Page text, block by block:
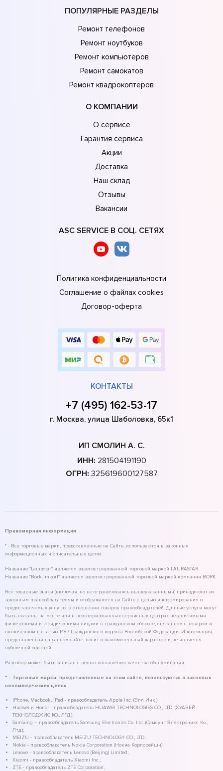
ПОПУЛЯРНЫЕ РАЗДЕЛЫ
Ремонт телефонов
Ремонт ноутбуков
Ремонт компьютеров
Ремонт самокатов
Ремонт квадрокоптеров
О КОМПАНИИ
О сервисе
Гарантия сервиса
Акции
Доставка
Наш склад
Отзывы
Вакансии
ASC SERVICE В СОЦ. СЕТЯХ
Политика конфиденциальности
Соглашение о файлах cookies
Договор-оферта
КОНТАКТЫ
+7 (495) 162-53-17
г. Москва, улица Шаболовка, 65к1
ИП СМОЛИН А. С.
ИНН: 281504191190
ОГРН: 325619600127587
Правомерная информация
* - Все торговые марки, представленные на Сайте, используются в законных
информационных и описательных целях.
Название "Laurastar" является зарегистрированной торговой маркой LAURASTAR.
Название "Bork-Import" является зарегистрированной торговой маркой компании BORK.
Все товарные знаки (включая, но не ограничиваясь вышеуказанными) принадлежат их
законным правообладателям и отображаются на Сайте с целью информирования о
предоставляемых услугах в отношении товаров правообладателей. Данные услуги могут
быть оказаны на месте или в неавторизованных сервисных центрах независимыми
физическими и юридическими лицами в гражданском обороте, связанном с товаром и
включенном в статью 1487 Гражданского кодекса Российской Федерации. Информация,
представленная на данном сайте, носит ознакомительный характер и не является
публичной офертой.
Разговор может быть записан с целью повышения качества обслуживания.
* - Торговые марки, представленные на этом сайте, используются в законных
некоммерческих целях.
iPhone, Macbook, iPad - правообладатель Apple Inc. (Эпл Инк.);
Huawei и Honor - правообладатель HUAWEI TECHNOLOGIES CO., LTD. (ХУАВЕЙ
ТЕКНОЛОДЖИС КО., ЛТД.);
Samsung – правообладатель Samsung Electronics Co. Ltd. (Самсунг Электроникс Ко.,
Лтд.);
MEIZU - правообладатель MEIZU TECHNOLOGY CO., LTD.;
Nokia - правообладатель Nokia Corporation (Нокиа Корпорейшн);
Lenovo - правообладатель Lenovo (Beijing) Limited;
Xiaomi - правообладатель Xiaomi Inc.;
ZTE - правообладатель ZTE Corporation;